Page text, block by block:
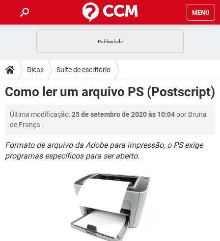
MENU
CELULAR FACEBOOK
OUTLOOK EXCEL
GUIA DE COMPRAS
DICAS
JOGOS
CELULAR FACEBOOK
OUTLOOK EXCEL
GUIA DE COMPRAS
DOWNLOADS
CELULAR
INSTAGRAM GMAIL
FÓRUM
CELULAR FACEBOOK
GMAIL
JOGOS WHATSAPP
FACEBOOK
EXCEL
GMAIL
Dicas Suíte de escritório
Como ler um arquivo PS (Postscript)
Última modificação:25 de setembro de 2020 às 10:04 por Bruna
de França .
Formato de arquivo da Adobe para impressão, o PS exige
programas específicos para ser aberto.